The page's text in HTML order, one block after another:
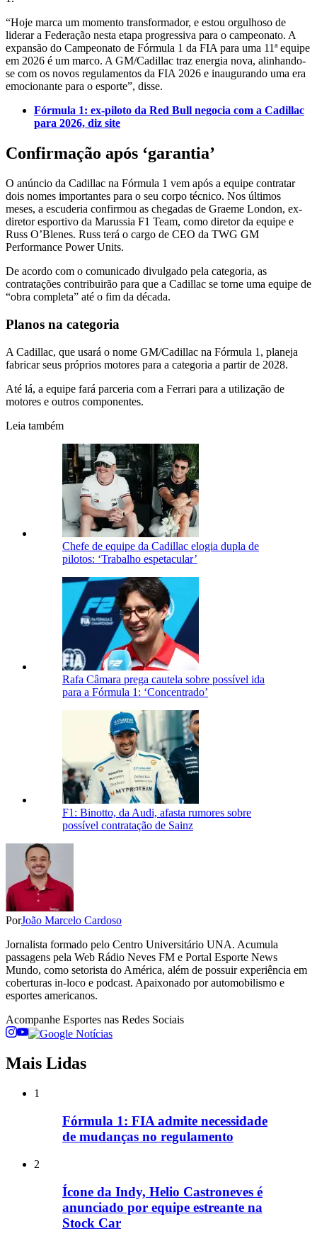
“Hoje marca um momento transformador, e estou orgulhoso de
liderar a Federação nesta etapa progressiva para o campeonato. A
expansão do Campeonato de Fórmula 1 da FIA para uma 11ª equipe
em 2026 é um marco. A GM/Cadillac traz energia nova, alinhando-
se com os novos regulamentos da FIA 2026 e inaugurando uma era
emocionante para o esporte”, disse.
Fórmula 1: ex-piloto da Red Bull negocia com a Cadillac
para 2026, diz site
Confirmação após ‘garantia’
O anúncio da Cadillac na Fórmula 1 vem após a equipe contratar
dois nomes importantes para o seu corpo técnico. Nos últimos
meses, a escuderia confirmou as chegadas de Graeme London, ex-
diretor esportivo da Marussia F1 Team, como diretor da equipe e
Russ O’Blenes. Russ terá o cargo de CEO da TWG GM
Performance Power Units.
De acordo com o comunicado divulgado pela categoria, as
contratações contribuirão para que a Cadillac se torne uma equipe de
“obra completa” até o fim da década.
Planos na categoria
A Cadillac, que usará o nome GM/Cadillac na Fórmula 1, planeja
fabricar seus próprios motores para a categoria a partir de 2028.
Até lá, a equipe fará parceria com a Ferrari para a utilização de
motores e outros componentes.
Leia também
Chefe de equipe da Cadillac elogia dupla de
pilotos: ‘Trabalho espetacular’
Rafa Câmara prega cautela sobre possível ida
para a Fórmula 1: ‘Concentrado’
F1: Binotto, da Audi, afasta rumores sobre
possível contratação de Sainz
PorJoão Marcelo Cardoso
Jornalista formado pelo Centro Universitário UNA. Acumula
passagens pela Web Rádio Neves FM e Portal Esporte News
Mundo, como setorista do América, além de possuir experiência em
coberturas in-loco e podcast. Apaixonado por automobilismo e
esportes americanos.
Acompanhe Esportes nas Redes Sociais
Mais Lidas
1
Fórmula 1: FIA admite necessidade
de mudanças no regulamento
2
Ícone da Indy, Helio Castroneves é
anunciado por equipe estreante na
Stock Car